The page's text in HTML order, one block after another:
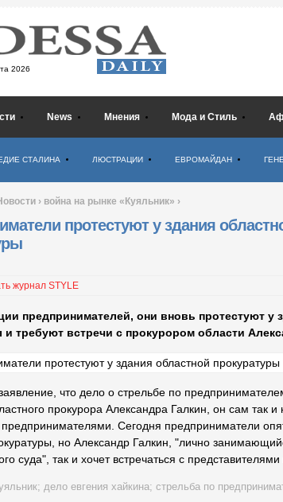
2026
News Мнения Мода и Стиль
СТАЛИНА ЛЮСТРАЦИИ ЕВРОМАЙДАН
› война на рынке «Куяльник» ›
протестуют у здания
журнал STYLE
предпринимателей, они вновь протестуют у
и требуют встречи с прокурором области
что дело о стрельбе по
прокурора Александра Галкин, он сам так и
предпринимателями. Сегодня предприниматели
но Александр Галкин, "лично
суда", так и хочет встречаться с
; дело евгения хайкина; стрельба по